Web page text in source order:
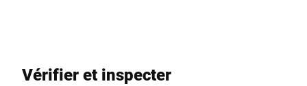
Vérifier et inspecter